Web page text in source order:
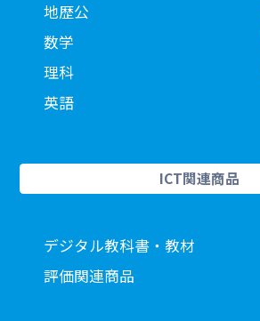
地歴公
数学
理科
英語
ICT関連商品
デジタル教科書・教材
評価関連商品